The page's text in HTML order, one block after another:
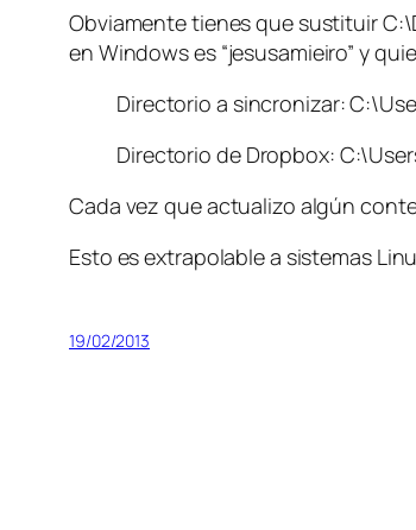
Obviamente tienes que sustituir
en Windows es “jesusamieiro” y
Directorio a sincronizar:
Directorio de Dropbox:
Cada vez que actualizo algún
Esto es extrapolable a sistemas
19/02/2013